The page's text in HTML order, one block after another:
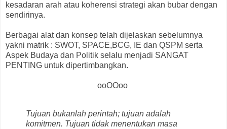
kesadaran arah atau koherensi strategi akan bubar dengan
sendirinya.
Berbagai alat dan konsep telah dijelaskan sebelumnya
yakni matrik : SWOT, SPACE,BCG, IE dan QSPM serta
Aspek Budaya dan Politik selalu menjadi SANGAT
PENTING untuk dipertimbangkan.
ooOOoo
Tujuan bukanlah perintah; tujuan adalah
komitmen. Tujuan tidak menentukan masa